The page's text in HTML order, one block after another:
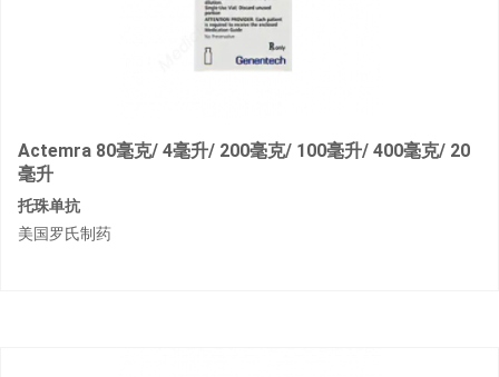
Actemra 80毫克/ 4毫升/ 200毫克/ 100毫升/ 400毫克/ 20
毫升
托珠单抗
美国罗氏制药